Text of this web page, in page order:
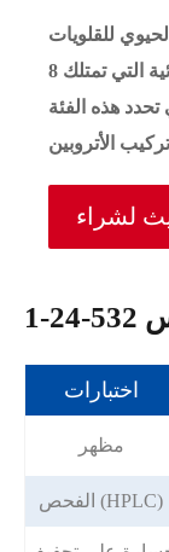
للقلويات
تروبان الهامة الدوائية التي تمتلك 8-azabicyclo[3.2.1]
تحدد هذه الفئة
1
اختبارات
مظهر
الفحص (HPLC)